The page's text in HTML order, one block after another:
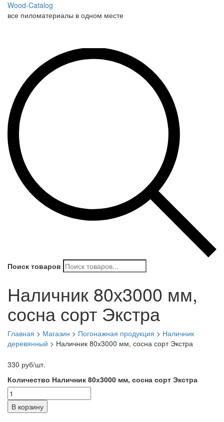
Wood-Catalog
все пиломатериалы в одном месте
Поиск товаров
Наличник 80х3000 мм,
сосна сорт Экстра
Главная > Магазин > Погонажная продукция > Наличник
деревянный > Наличник 80х3000 мм, сосна сорт Экстра
330 руб/шт.
Количество Наличник 80х3000 мм, сосна сорт Экстра
В корзину